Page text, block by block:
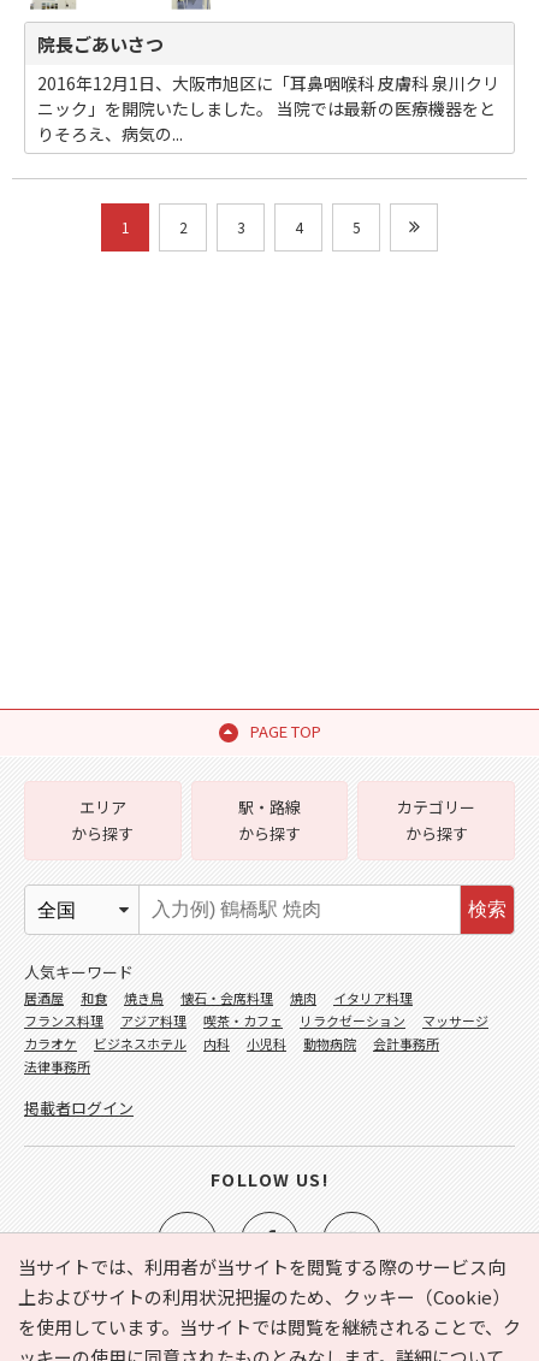
院長ごあいさつ
2016年12月1日、大阪市旭区に「耳鼻咽喉科 皮膚科 泉川クリ
ニック」を開院いたしました。 当院では最新の医療機器をと
りそろえ、病気の...
1 2 3 4 5
PAGE TOP
当サイトでは、利用者が当サイトを閲覧する際のサービス向
上およびサイトの利用状況把握のため、クッキー（Cookie）
を使用しています。当サイトでは閲覧を継続されることで、ク
e-NAVITA（イーナビタ）とは？ お気に入り
ヘルプ
エリア
から探す
駅・路線
から探す
カテゴリー
から探す
検索
人気キーワード
居酒屋 和食 焼き鳥 懐石・会席料理 焼肉
イタリア料理
フランス料理
アジア料理 喫茶・カフェ リラクゼーション
マッサージ
カラオケ
ビジネスホテル 内科 小児科 動物病院
会計事務所
法律事務所
掲載者ログイン
FOLLOW US!